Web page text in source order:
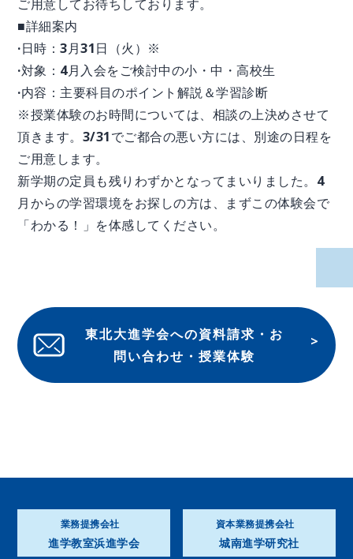
ご用意してお待ちしております。
■詳細案内
·日時：3月31日（火）※
·対象：4月入会をご検討中の小・中・高校生
·内容：主要科目のポイント解説＆学習診断
※授業体験のお時間については、相談の上決めさせて
頂きます。3/31でご都合の悪い方には、別途の日程を
ご用意します。
新学期の定員も残りわずかとなってまいりました。4
月からの学習環境をお探しの方は、まずこの体験会で
「わかる！」を体感してください。
東北大進学会への資料請求・お
問い合わせ・授業体験
業務提携会社
進学教室浜進学会
資本業務提携会社
城南進学研究社